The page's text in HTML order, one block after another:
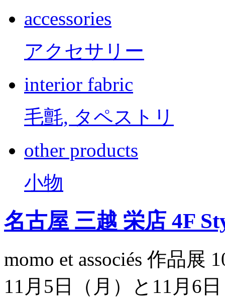
accessories
アクセサリー
interior fabric
毛氈, タペストリ
other products
小物
名古屋 三越 栄店 4F
momo et associés 作品展
11月5日（月）と11月6